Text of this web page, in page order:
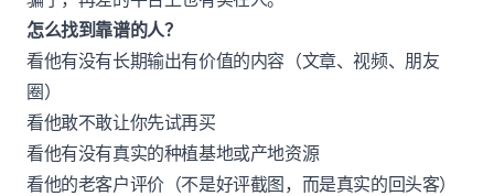
怎么找到靠谱的人？
看他有没有长期输出有价值的内容（文章、视频、朋友
圈）
看他敢不敢让你先试再买
看他有没有真实的种植基地或产地资源
看他的老客户评价（不是好评截图，而是真实的回头客）